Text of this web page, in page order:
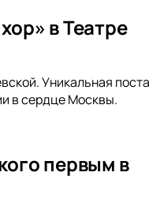
в Театре
Уникальная
в сердце Москвы.
первым в